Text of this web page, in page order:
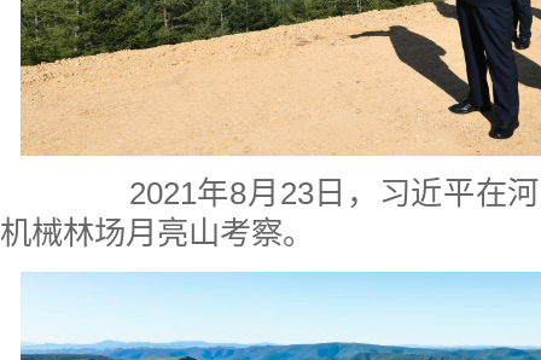
2021年8月23日，习近平在河
机械林场月亮山考察。